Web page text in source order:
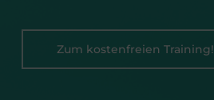
Zum kostenfreien Training!